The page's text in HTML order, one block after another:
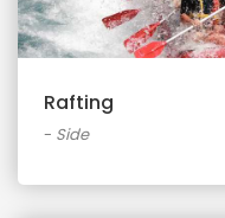
Rafting
- Side